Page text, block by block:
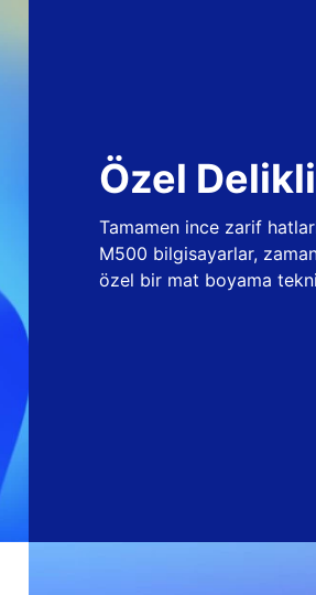
Özel
Tamamen ince zarif
M500 bilgisayarlar,
özel bir mat boyama